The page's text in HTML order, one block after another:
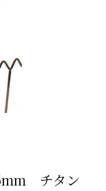
チタン